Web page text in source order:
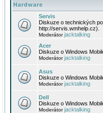
Hardware
Servis
Diskuze o technických
http://servis.wmhelp.cz).
Moderátorjacktalking
Acer
Diskuze o Windows
Moderátorjacktalking
Asus
Diskuze o Windows
Moderátorjacktalking
Dell
Diskuze o Windows
Moderátorjacktalking